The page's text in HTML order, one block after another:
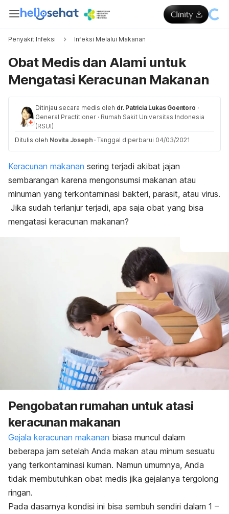
Penyakit Infeksi Infeksi Melalui Makanan
Obat Medis dan Alami untuk
Mengatasi Keracunan Makanan
Ditinjau secara medis oleh dr. Patricia Lukas Goentoro ·
General Practitioner · Rumah Sakit Universitas Indonesia
(RSUI)
Ditulis oleh Novita Joseph · Tanggal diperbarui 04/03/2021
Keracunan makanan sering terjadi akibat jajan
sembarangan karena mengonsumsi makanan atau
minuman yang terkontaminasi bakteri, parasit, atau virus.
Jika sudah terlanjur terjadi, apa saja obat yang bisa
mengatasi keracunan makanan?
Pengobatan rumahan untuk atasi
keracunan makanan
Gejala keracunan makanan biasa muncul dalam
beberapa jam setelah Anda makan atau minum sesuatu
yang terkontaminasi kuman. Namun umumnya, Anda
tidak membutuhkan obat medis jika gejalanya tergolong
ringan.
Pada dasarnya kondisi ini bisa sembuh sendiri dalam 1 –